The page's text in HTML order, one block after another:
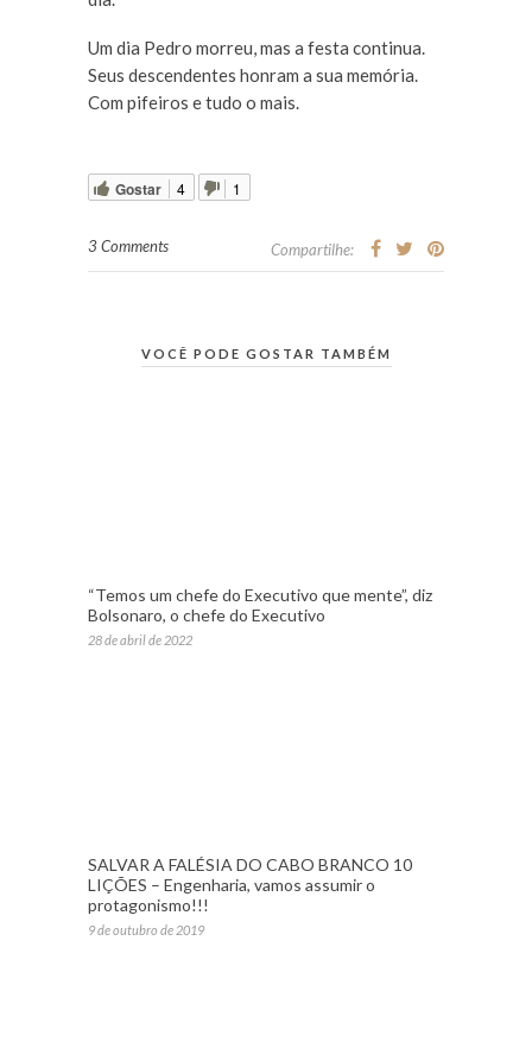
Um dia Pedro morreu, mas a festa continua.
Seus descendentes honram a sua memória.
Com pifeiros e tudo o mais.
Gostar 4 1
3 Comments Compartilhe:
VOCÊ PODE GOSTAR TAMBÉM
“Temos um chefe do Executivo que mente”, diz
Bolsonaro, o chefe do Executivo
28 de abril de 2022
SALVAR A FALÉSIA DO CABO BRANCO 10
LIÇÕES – Engenharia, vamos assumir o
protagonismo!!!
9 de outubro de 2019